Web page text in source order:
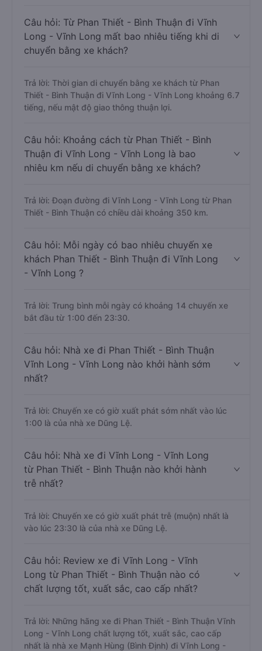
Câu hỏi: Từ Phan Thiết - Bình Thuận đi Vĩnh
Long - Vĩnh Long mất bao nhiêu tiếng khi di
chuyển bằng xe khách?
Trả lời: Thời gian di chuyển bằng xe khách từ Phan
Thiết - Bình Thuận đi Vĩnh Long - Vĩnh Long khoảng 6.7
tiếng, nếu mật độ giao thông thuận lợi.
Câu hỏi: Khoảng cách từ Phan Thiết - Bình
Thuận đi Vĩnh Long - Vĩnh Long là bao
nhiêu km nếu di chuyển bằng xe khách?
Trả lời: Đoạn đường đi Vĩnh Long - Vĩnh Long từ Phan
Thiết - Bình Thuận có chiều dài khoảng 350 km.
Câu hỏi: Mỗi ngày có bao nhiêu chuyến xe
khách Phan Thiết - Bình Thuận đi Vĩnh Long
- Vĩnh Long ?
Trả lời: Trung bình mỗi ngày có khoảng 14 chuyến xe
bắt đầu từ 1:00 đến 23:30.
Câu hỏi: Nhà xe đi Phan Thiết - Bình Thuận
Vĩnh Long - Vĩnh Long nào khởi hành sớm
nhất?
Trả lời: Chuyến xe có giờ xuất phát sớm nhất vào lúc
1:00 là của nhà xe Dũng Lệ.
Câu hỏi: Nhà xe đi Vĩnh Long - Vĩnh Long
từ Phan Thiết - Bình Thuận nào khởi hành
trễ nhất?
Trả lời: Chuyến xe có giờ xuất phát trễ (muộn) nhất là
vào lúc 23:30 là của nhà xe Dũng Lệ.
Câu hỏi: Review xe đi Vĩnh Long - Vĩnh
Long từ Phan Thiết - Bình Thuận nào có
chất lượng tốt, xuất sắc, cao cấp nhất?
Trả lời: Những hãng xe đi Phan Thiết - Bình Thuận Vĩnh
Long - Vĩnh Long chất lượng tốt, xuất sắc, cao cấp
nhất là nhà xe Mạnh Hùng (Bình Định) đi Vĩnh Long -